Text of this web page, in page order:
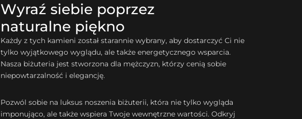
Wyraź siebie poprzez
naturalne piękno
Każdy z tych kamieni został starannie wybrany, aby dostarczyć Ci nie
tylko wyjątkowego wyglądu, ale także energetycznego wsparcia.
Nasza biżuteria jest stworzona dla mężczyzn, którzy cenią sobie
niepowtarzalność i elegancję.
Pozwól sobie na luksus noszenia biżuterii, która nie tylko wygląda
imponująco, ale także wspiera Twoje wewnętrzne wartości. Odkryj